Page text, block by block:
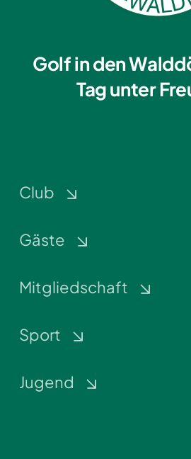
Golf in den
Tag unter
Club
Gäste
Mitgliedschaft
Sport
Jugend